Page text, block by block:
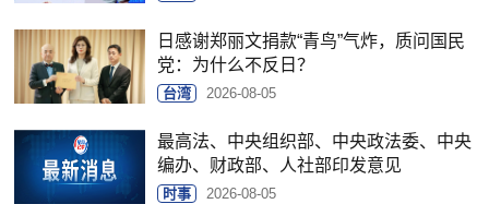
日感谢郑丽文捐款“青鸟”气炸，质问国民
党：为什么不反日？
台湾 2026-08-05
最高法、中央组织部、中央政法委、中央
编办、财政部、人社部印发意见
时事 2026-08-05